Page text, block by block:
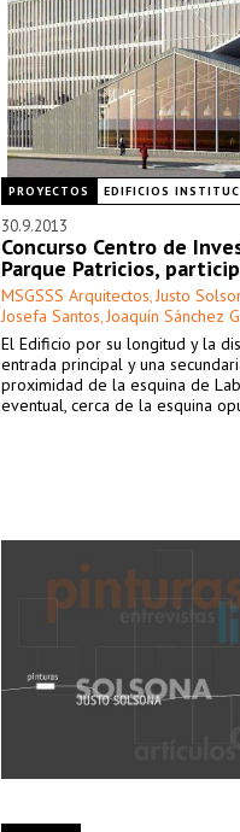
PROYECTOS EDIFICIOS
30.9.2013
Concurso Centro de
Parque Patricios,
MSGSSS Arquitectos, Justo
Josefa Santos, Joaquín Sánchez
El Edificio por su longitud y la
entrada principal y una
proximidad de la esquina de
eventual, cerca de la esquina